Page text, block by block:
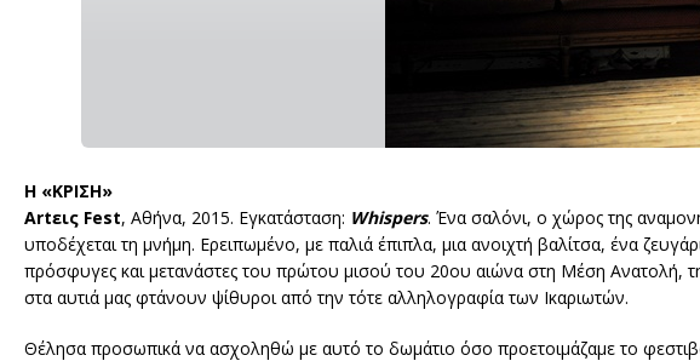
Η «ΚΡΙΣΗ»
Artεις Fest, Αθήνα, 2015. Εγκατάσταση: Whispers. Ένα σαλόνι, ο χώρος της
υποδέχεται τη μνήμη. Ερειπωμένο, με παλιά έπιπλα, μια ανοιχτή βαλίτσα, ένα
πρόσφυγες και μετανάστες του πρώτου μισού του 20ου αιώνα στη Μέση Ανατολή,
στα αυτιά μας φτάνουν ψίθυροι από την τότε αλληλογραφία των Ικαριωτών.
Θέλησα προσωπικά να ασχοληθώ με αυτό το δωμάτιο όσο προετοιμάζαμε το